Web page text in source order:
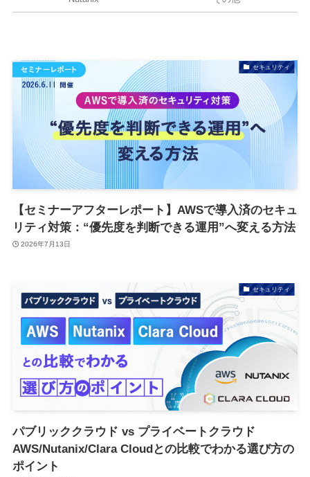
セキュリティ
【セミナーアフターレポート】AWSで導入済のセキュ
リティ対策：“優先度を判断できる運用”へ変える方法
2026年7月13日
セキュリティ
パブリッククラウド vs プライベートクラウド
AWS/Nutanix/Clara Cloudとの比較でわかる選び方の
ポイント